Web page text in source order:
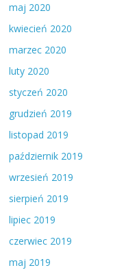
maj 2020
kwiecień 2020
marzec 2020
luty 2020
styczeń 2020
grudzień 2019
listopad 2019
październik 2019
wrzesień 2019
sierpień 2019
lipiec 2019
czerwiec 2019
maj 2019